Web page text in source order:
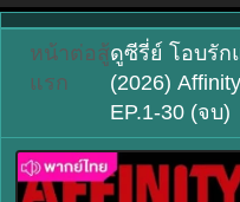
หน้า
แรก
ต่อสู้ดูซีรี่ย์ โอบรัก
(2026)
EP.1-30 (จบ)